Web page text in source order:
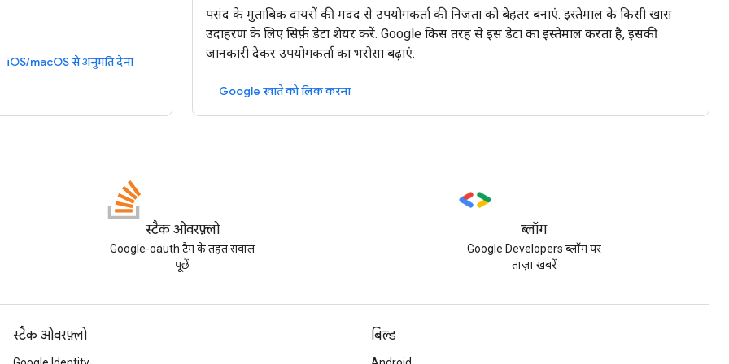
iOS/macOS से अनुमति देना
पसंद के मुताबिक दायरों की मदद से उपयोगकर्ता की निजता को बेहतर बनाएं. इस्तेमाल के किसी खास
उदाहरण के लिए सिर्फ़ डेटा शेयर करें. Google किस तरह से इस डेटा का इस्तेमाल करता है, इसकी
जानकारी देकर उपयोगकर्ता का भरोसा बढ़ाएं.
Google खाते को लिंक करना
स्टैक ओवरफ़्लो
Google-oauth टैग के तहत सवाल
पूछें
ब्लॉग
Google Developers ब्लॉग पर
ताज़ा खबरें
स्टैक ओवरफ़्लो बिल्ड